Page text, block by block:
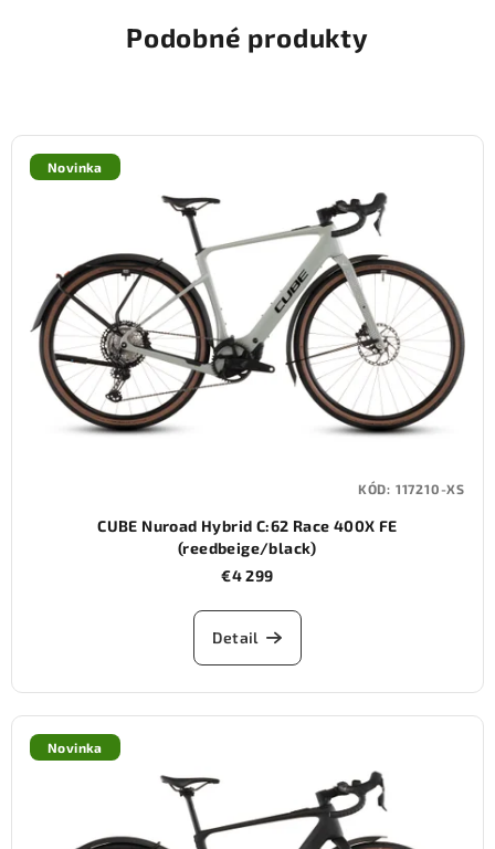
Podobné produkty
Novinka
CUBE Nuroad Hybrid C:62 Race 400X FE
(reedbeige/black)
€4 299
Detail
KÓD: 117210-XS
Novinka